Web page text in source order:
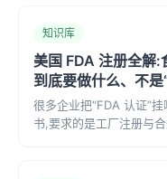
知识库
美国 FDA 注册全解:
到底要做什么、不是
很多企业把“FDA 认证”
书,要求的是工厂注册与